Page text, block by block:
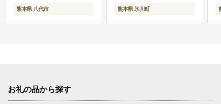
熊本県 八代市 熊本県 氷川町
お礼の品から探す